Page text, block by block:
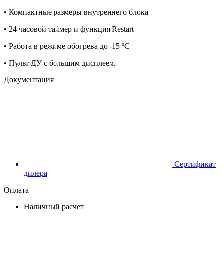
• Компактные размеры внутреннего блока
• 24 часовой таймер и функция Restart
• Работа в режиме обогрева до -15 ºС
• Пульт ДУ с большим дисплеем.
Документация
Сертификат
дилера
Оплата
Наличный расчет